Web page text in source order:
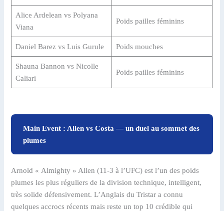
Alice Ardelean vs Polyana
Viana
Poids pailles féminins
Daniel Barez vs Luis Gurule Poids mouches
Shauna Bannon vs Nicolle
Caliari
Poids pailles féminins
Main Event : Allen vs Costa — un duel au sommet des
plumes
Arnold « Almighty » Allen (11-3 à l’UFC) est l’un des poids
plumes les plus réguliers de la division technique, intelligent,
très solide défensivement. L’Anglais du Tristar a connu
quelques accrocs récents mais reste un top 10 crédible qui